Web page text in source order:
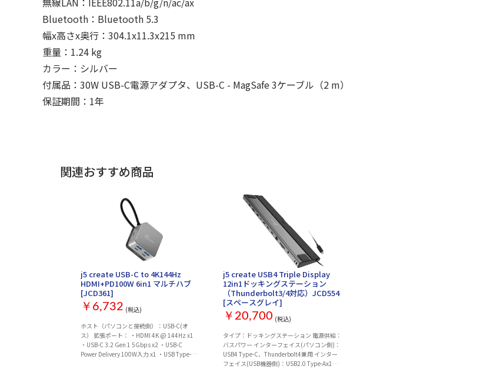
Bluetooth：Bluetooth 5.3
幅x高さx奥行：304.1x11.3x215 mm
重量：1.24 kg
カラー：シルバー
付属品：30W USB-C電源アダプタ、USB-C - MagSafe 3ケーブル（2 m）
保証期間：1年
関連おすすめ商品
j5 create USB-C to 4K144Hz
HDMI+PD100W 6in1 マルチハブ
[JCD361]
￥6,732 (税込)
ホスト（パソコンと接続側）：USB-C(オ
ス） 拡張ポート： ・HDMI 4K @ 144Hz x1
・USB-C 3.2 Gen 1 5Gbps x2 ・USB-C
Power Delivery 100W入力 x1 ・USB Type-A
j5 create USB4 Triple Display
12in1ドッキングステーション
（Thunderbolt3/4対応）JCD554
[スペースグレイ]
￥20,700 (税込)
タイプ：ドッキングステーション 電源供給：
バスパワー インターフェイス(パソコン側)：
USB4 Type-C、Thunderbolt4兼用 インター
フェイス(USB機器側)：USB2.0 Type-Ax1